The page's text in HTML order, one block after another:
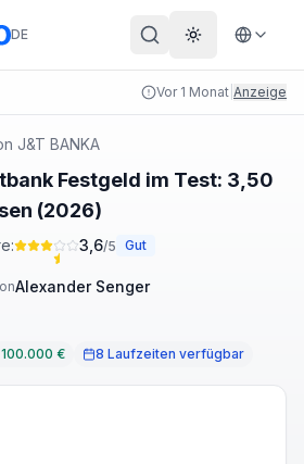
DE Theme
Vor 1 Monat Anzeige
J&T BANKA
Festgeld im Test: 3,50
(2026)
3,6/5 Gut
Alexander Senger
€ 8 Laufzeiten verfügbar